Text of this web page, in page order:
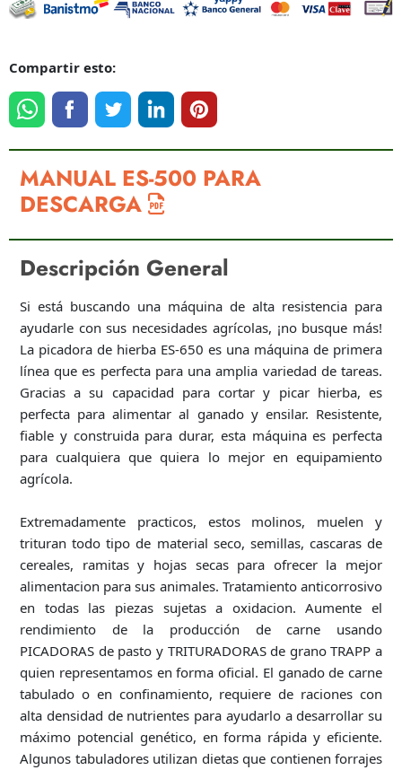
Compartir esto:
MANUAL ES-500 PARA
DESCARGA
Descripción General
Si está buscando una máquina de alta resistencia para
ayudarle con sus necesidades agrícolas, ¡no busque más!
La picadora de hierba ES-650 es una máquina de primera
línea que es perfecta para una amplia variedad de tareas.
Gracias a su capacidad para cortar y picar hierba, es
perfecta para alimentar al ganado y ensilar. Resistente,
fiable y construida para durar, esta máquina es perfecta
para cualquiera que quiera lo mejor en equipamiento
agrícola.
Extremadamente practicos, estos molinos, muelen y
trituran todo tipo de material seco, semillas, cascaras de
cereales, ramitas y hojas secas para ofrecer la mejor
alimentacion para sus animales. Tratamiento anticorrosivo
en todas las piezas sujetas a oxidacion. Aumente el
rendimiento de la producción de carne usando
PICADORAS de pasto y TRITURADORAS de grano TRAPP a
quien representamos en forma oficial. El ganado de carne
tabulado o en confinamiento, requiere de raciones con
alta densidad de nutrientes para ayudarlo a desarrollar su
máximo potencial genético, en forma rápida y eficiente.
Algunos tabuladores utilizan dietas que contienen forrajes